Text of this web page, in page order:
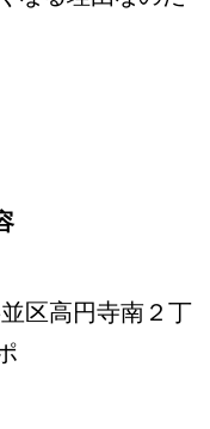
区高円寺南２丁